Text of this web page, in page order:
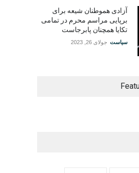
آزادی هموطنان شیعه برای
برپایی مراسم محرم در تمامی
تکایا همچنان پابرجاست
سیاست جولای 26, 2023